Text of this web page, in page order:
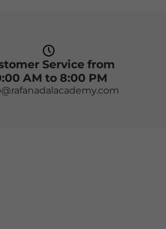
Service from
AM to 8:00 PM